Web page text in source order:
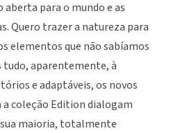
para o mundo e as
Quero trazer a natureza para
elementos que não sabíamos
aparentemente, à
e adaptáveis, os novos
a coleção Edition dialogam
sua maioria, totalmente